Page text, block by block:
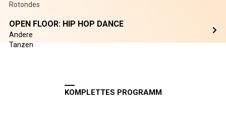
Rotondes
OPEN FLOOR: HIP HOP DANCE
Andere
Tanzen
KOMPLETTES PROGRAMM